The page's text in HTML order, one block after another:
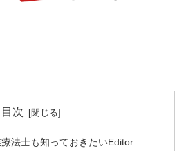
目次
法士も知っておきたいEditor